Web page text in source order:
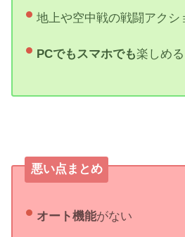
地上や空中戦の戦闘アクシ
PCでもスマホでも楽しめる
悪い点まとめ
オート機能がない